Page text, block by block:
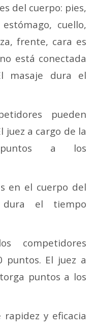
del cuerpo: pies,
cuello,
frente, cara es
está conectada
masaje dura el
pueden
juez a cargo de la
puntos a los
en el cuerpo del
dura el tiempo
competidores
El juez a
puntos a los
rapidez y eficacia